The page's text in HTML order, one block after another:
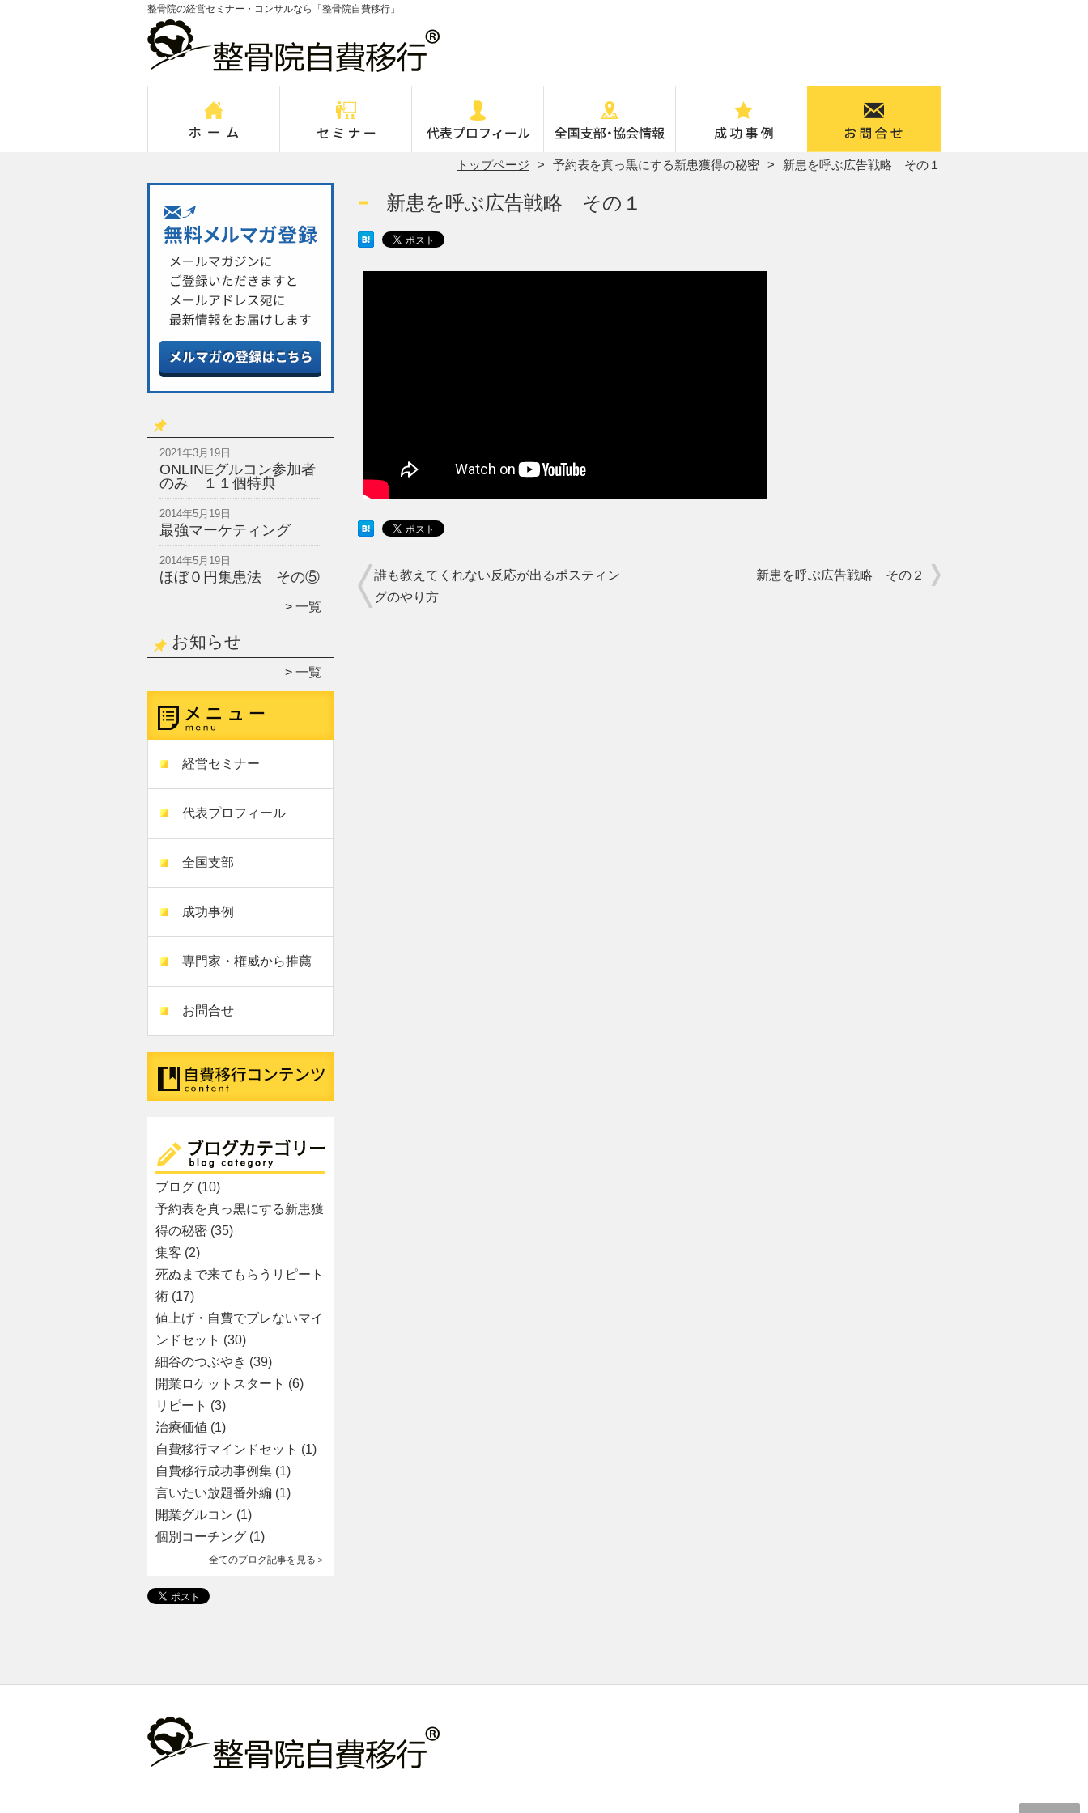
整骨院の経営セミナー・コンサルなら「整骨院自費移行」
トップページ 予約表を真っ黒にする新患獲得の秘密 新患を呼ぶ広告戦略 その１
2021年3月19日
ONLINEグルコン参加者
のみ １１個特典
2014年5月19日
最強マーケティング
2014年5月19日
ほぼ０円集患法 その⑤
一覧
お知らせ
一覧
経営セミナー
代表プロフィール
全国支部
成功事例
専門家・権威から推薦
お問合せ
ブログ (10)
予約表を真っ黒にする新患獲
得の秘密 (35)
集客 (2)
死ぬまで来てもらうリピート
術 (17)
値上げ・自費でブレないマイ
ンドセット (30)
細谷のつぶやき (39)
開業ロケットスタート (6)
リピート (3)
治療価値 (1)
自費移行マインドセット (1)
自費移行成功事例集 (1)
言いたい放題番外編 (1)
開業グルコン (1)
個別コーチング (1)
全てのブログ記事を見る＞
新患を呼ぶ広告戦略 その１
誰も教えてくれない反応が出るポスティン
グのやり方
新患を呼ぶ広告戦略 その２